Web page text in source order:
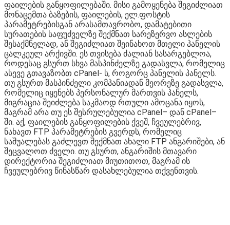
ფაილების განყოფილებაში. მისი გამოყენება შეგიძლიათ
მონაცემთა ბაზების, ფაილების, ელ.ფოსტის
პარამეტრებისგან არასამთავრობო, დამატებითი
სურათების საფუძველზე შექმნათ სარეზერვო ასლების
შესაქმნელად, ან შეგიძლიათ შეინახოთ მთელი პანელის
ცალკეულ არქივში. ეს თვისება ძალიან სასარგებლოა,
როდესაც გსურთ სხვა მასპინძელზე გადასვლა, რომელიც
ასევე გთავაზობთ cPanel- ს, როგორც პანელის პანელს.
თუ გსურთ მასპინძელი კომპანიადან მეორეზე გადასვლა,
რომელიც იყენებს პერსონალურ მართვის პანელს,
მიგრაცია შეიძლება საკმაოდ რთული ამოცანა იყოს,
მაგრამ არა თუ ეს შესრულებულია cPanel– დან cPanel–
ში. აქ, ფაილების განყოფილების ქვეშ, ჩვეულებრივ,
ნახავთ FTP პარამეტრების გვერდს, რომელიც
საშუალებას გაძლევთ შექმნათ ახალი FTP ანგარიშები, ან
შეცვალოთ ძველი. თუ გსურთ, ანგარიშის მთავარი
დირექტორია შეგიძლიათ მიუთითოთ, მაგრამ ის
ჩვეულებრივ წინასწარ დასახლებულია თქვენთვის.